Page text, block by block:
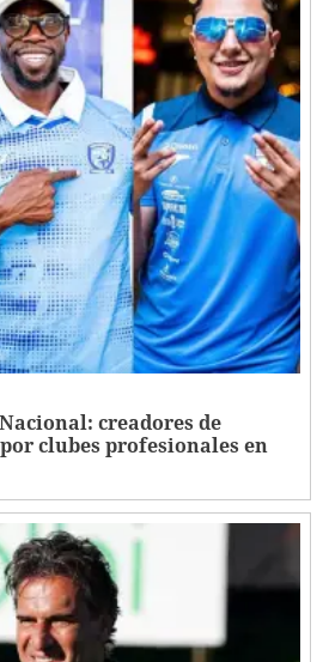
creadores de
clubes profesionales en